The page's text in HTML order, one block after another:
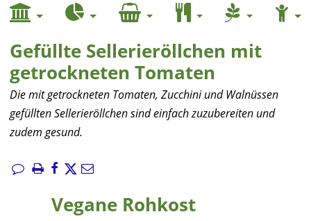
Gefüllte Sellerieröllchen mit
getrockneten Tomaten
Die mit getrockneten Tomaten, Zucchini und Walnüssen
gefüllten Sellerieröllchen sind einfach zuzubereiten und
zudem gesund.
Vegane Rohkost